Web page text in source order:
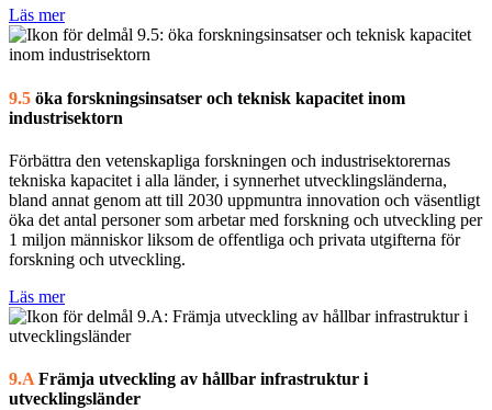
Läs mer
9.5 öka forskningsinsatser och teknisk kapacitet inom
industrisektorn
Förbättra den vetenskapliga forskningen och industrisektorernas
tekniska kapacitet i alla länder, i synnerhet utvecklingsländerna,
bland annat genom att till 2030 uppmuntra innovation och väsentligt
öka det antal personer som arbetar med forskning och utveckling per
1 miljon människor liksom de offentliga och privata utgifterna för
forskning och utveckling.
Läs mer
9.A Främja utveckling av hållbar infrastruktur i
utvecklingsländer